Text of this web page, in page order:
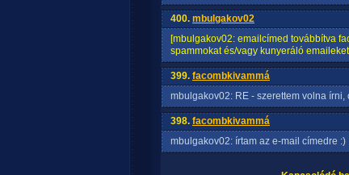
400. mbulgakov02
[mbulgakov02: emailcímed továbbítva
spammokat és/vagy kunyeráló
399. facombkivammá
mbulgakov02: RE - szerettem volna
398. facombkivammá
mbulgakov02: írtam az e-mail címedre :)